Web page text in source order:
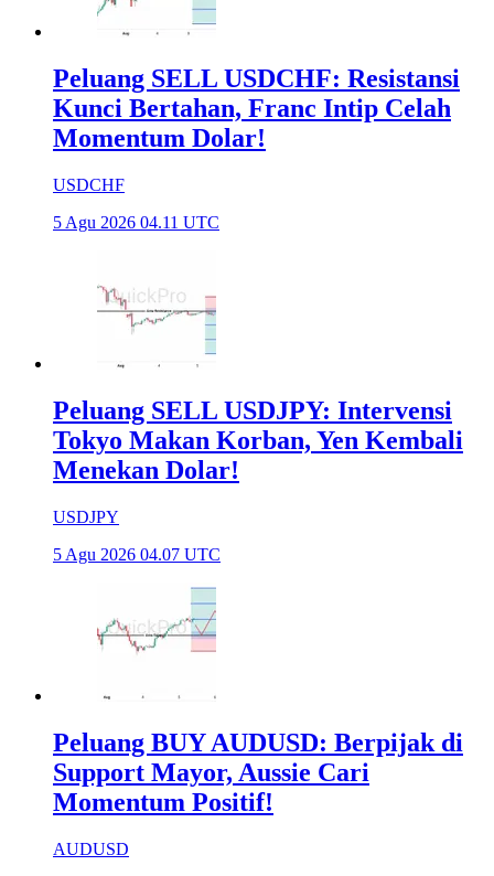
Peluang SELL USDCHF: Resistansi
Kunci Bertahan, Franc Intip Celah
Momentum Dolar!
USDCHF
5 Agu 2026 04.11 UTC
Peluang SELL USDJPY: Intervensi
Tokyo Makan Korban, Yen Kembali
Menekan Dolar!
USDJPY
5 Agu 2026 04.07 UTC
Peluang BUY AUDUSD: Berpijak di
Support Mayor, Aussie Cari
Momentum Positif!
AUDUSD